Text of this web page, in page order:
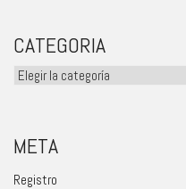
CATEGORIA
Categoria
META
Registro